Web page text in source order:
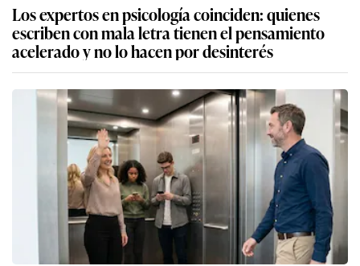
Los expertos en psicología coinciden: quienes
escriben con mala letra tienen el pensamiento
acelerado y no lo hacen por desinterés